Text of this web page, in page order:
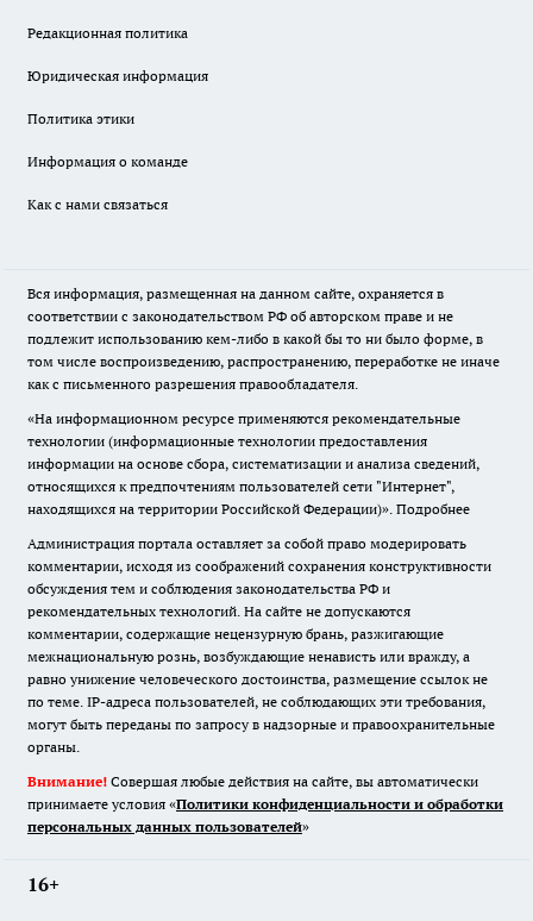
Редакционная политика
Юридическая информация
Политика этики
Информация о команде
Как с нами связаться
Вся информация, размещенная на данном сайте, охраняется в
соответствии с законодательством РФ об авторском праве и не
подлежит использованию кем-либо в какой бы то ни было форме, в
том числе воспроизведению, распространению, переработке не иначе
как с письменного разрешения правообладателя.
«На информационном ресурсе применяются рекомендательные
технологии (информационные технологии предоставления
информации на основе сбора, систематизации и анализа сведений,
относящихся к предпочтениям пользователей сети "Интернет",
находящихся на территории Российской Федерации)». Подробнее
Администрация портала оставляет за собой право модерировать
комментарии, исходя из соображений сохранения конструктивности
обсуждения тем и соблюдения законодательства РФ и
рекомендательных технологий. На сайте не допускаются
комментарии, содержащие нецензурную брань, разжигающие
межнациональную рознь, возбуждающие ненависть или вражду, а
равно унижение человеческого достоинства, размещение ссылок не
по теме. IP-адреса пользователей, не соблюдающих эти требования,
могут быть переданы по запросу в надзорные и правоохранительные
органы.
Внимание! Совершая любые действия на сайте, вы автоматически
принимаете условия «Политики конфиденциальности и обработки
персональных данных пользователей»
16+